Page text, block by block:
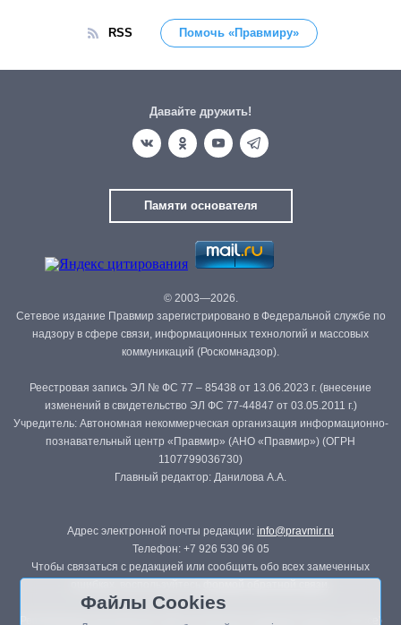
RSS Помочь «Правмиру»
Давайте дружить!
Памяти основателя
© 2003—2026.
Сетевое издание Правмир зарегистрировано в Федеральной службе по
надзору в сфере связи, информационных технологий и массовых
коммуникаций (Роскомнадзор).
Реестровая запись ЭЛ № ФС 77 – 85438 от 13.06.2023 г. (внесение
изменений в свидетельство ЭЛ ФС 77-44847 от 03.05.2011 г.)
Учредитель: Автономная некоммерческая организация информационно-
познавательный центр «Правмир» (АНО «Правмир») (ОГРН
1107799036730)
Главный редактор: Данилова А.А.
Адрес электронной почты редакции: info@pravmir.ru
Телефон: +7 926 530 96 05
Чтобы связаться с редакцией или сообщить обо всех замеченных
Републикация материалов сайта в печатных изданиях (книгах, прессе)
Файлы Cookies